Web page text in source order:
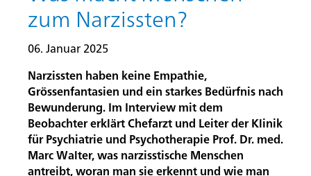
zum Narzissten?
06. Januar 2025
Narzissten haben keine Empathie,
Grössenfantasien und ein starkes Bedürfnis nach
Bewunderung. Im Interview mit dem
Beobachter erklärt Chefarzt und Leiter der Klinik
für Psychiatrie und Psychotherapie Prof. Dr. med.
Marc Walter, was narzisstische Menschen
antreibt, woran man sie erkennt und wie man